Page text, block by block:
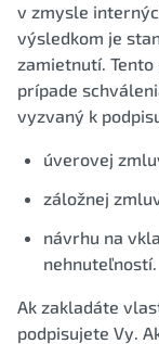
v zmysle
výsledkom je
zamietnutí.
prípade
vyzvaný k
úverovej
záložnej
návrhu na
nehnuteľností.
Ak zakladáte
podpisujete Vy.